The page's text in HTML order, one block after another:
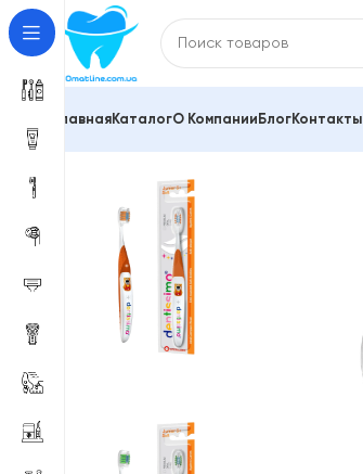
ГлавнаяКаталогО Компании БлогКонтакты